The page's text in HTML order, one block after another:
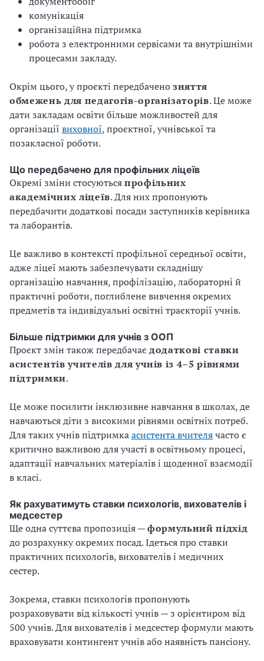
комунікація
організаційна підтримка
робота з електронними сервісами та внутрішніми
процесами закладу.
Окрім цього, у проєкті передбаченозняття
обмежень для педагогів-організаторів. Це може
дати закладам освіти більше можливостей для
організації виховної, проєктної, учнівської та
позакласної роботи.
Що передбачено для профільних ліцеїв
Окремі зміни стосуютьсяпрофільних
академічних ліцеїв. Для них пропонують
передбачити додаткові посади заступників керівника
та лаборантів.
Це важливо в контексті профільної середньої освіти,
адже ліцеї мають забезпечувати складнішу
організацію навчання, профілізацію, лабораторні й
практичні роботи, поглиблене вивчення окремих
предметів та індивідуальні освітні траєкторії учнів.
Більше підтримки для учнів з ООП
Проєкт змін також передбачає додаткові ставки
асистентів учителів для учнів із 4–5 рівнями
підтримки.
Це може посилити інклюзивне навчання в школах, де
навчаються діти з високими рівнями освітніх потреб.
Для таких учнів підтримкаасистента вчителячасто є
критично важливою для участі в освітньому процесі,
адаптації навчальних матеріалів і щоденної взаємодії
в класі.
Як рахуватимуть ставки психологів, вихователів і
медсестер
Ще одна суттєва пропозиція —формульний підхід
до розрахунку окремих посад. Ідеться про ставки
практичних психологів, вихователів і медичних
сестер.
Зокрема, ставки психологів пропонують
розраховувати від кількості учнів — з орієнтиром від
500 учнів. Для вихователів і медсестер формули мають
враховувати контингент учнів або наявність пансіону.